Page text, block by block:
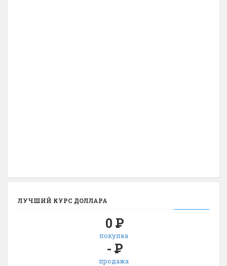
ЛУЧШИЙ КУРС ДОЛЛАРА
0 Р
покупка
- Р
продажа